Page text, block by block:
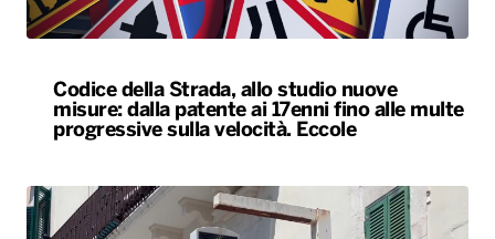
Codice della Strada, allo studio nuove
misure: dalla patente ai 17enni fino alle multe
progressive sulla velocità. Eccole